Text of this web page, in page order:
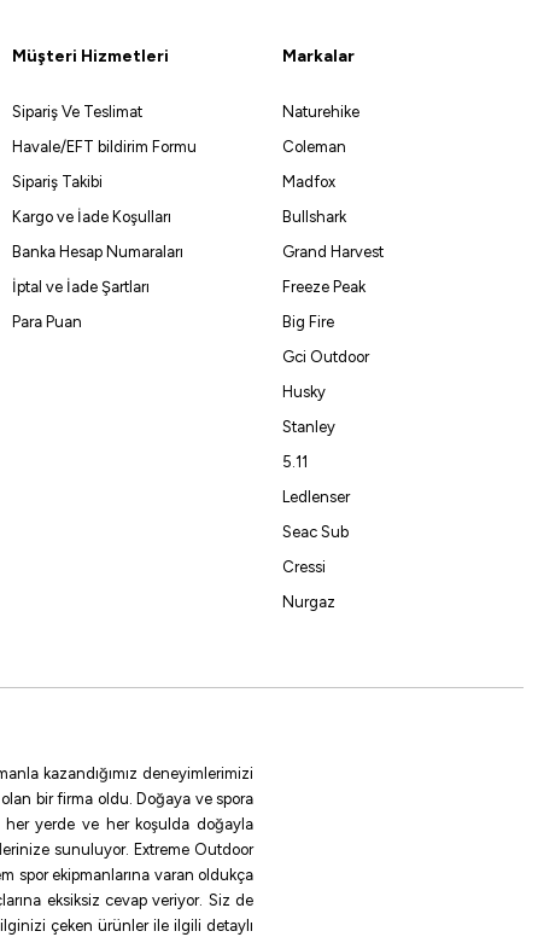
Müşteri Hizmetleri
Sipariş Ve Teslimat
Havale/EFT bildirim Formu
Sipariş Takibi
Kargo ve İade Koşulları
Banka Hesap Numaraları
İptal ve İade Şartları
Para Puan
Markalar
Naturehike
Coleman
Madfox
Bullshark
Grand Harvest
Freeze Peak
Big Fire
Gci Outdoor
Husky
Stanley
5.11
Ledlenser
Seac Sub
Cressi
Nurgaz
kazandığımız deneyimlerimizi
bir firma oldu. Doğaya ve spora
her yerde ve her koşulda doğayla
sunuluyor. Extreme Outdoor
spor ekipmanlarına varan oldukça
eksiksiz cevap veriyor. Siz de
ilginizi çeken ürünler ile ilgili detaylı